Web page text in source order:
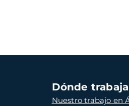
Dónde
Nuestro trabajo en